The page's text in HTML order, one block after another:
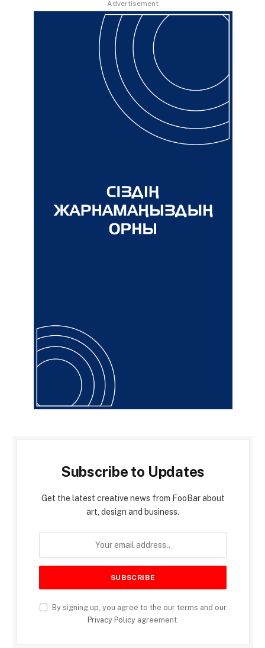
Advertisement
Subscribe to Updates
Get the latest creative news from FooBar about
art, design and business.
By signing up, you agree to the our terms and our
Privacy Policyagreement.